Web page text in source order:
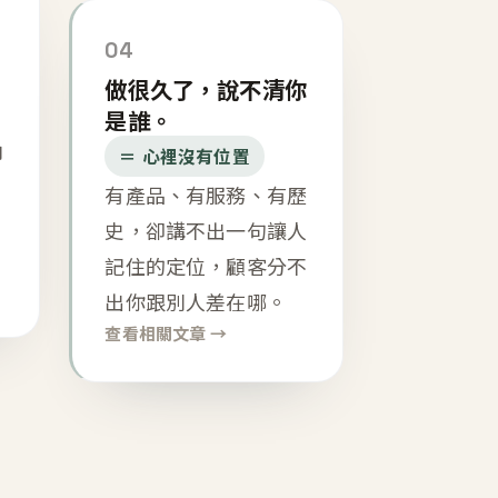
04
做很久了，說不清你
是誰。
＝ 心裡沒有位置
有產品、有服務、有歷
史，卻講不出一句讓人
記住的定位，顧客分不
出你跟別人差在哪。
查看相關文章 →